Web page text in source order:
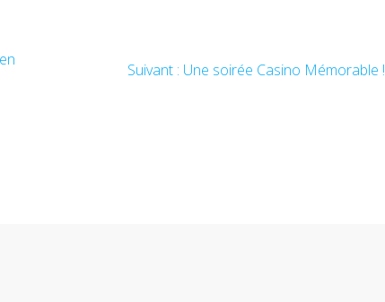
Suivant : Une soirée Casino Mémorable !